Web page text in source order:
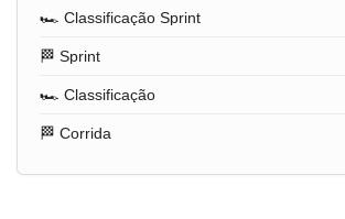
🏎️ Classificação Sprint
🏁 Sprint
🏎️ Classificação
🏁 Corrida